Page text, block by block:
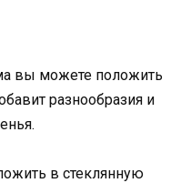
вы можете положить
разнообразия и
в стеклянную